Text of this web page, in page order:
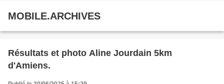
MOBILE.ARCHIVES
Résultats et photo Aline Jourdain 5km
d'Amiens.